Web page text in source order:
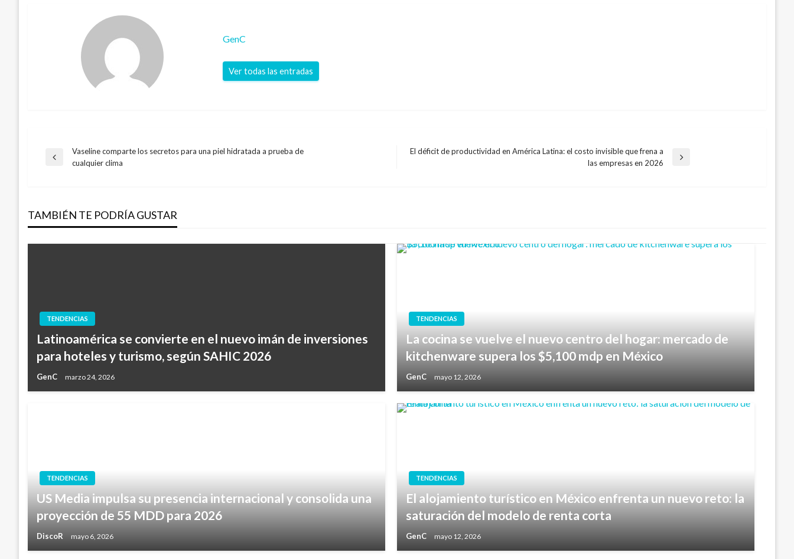
GenC
Ver todas las entradas
Navegación
entradas
Entrada
Vaseline comparte los secretos para una piel hidratada a prueba de
cualquier clima
El déficit de productividad en América Latina: el costo invisible que frena a
las empresas en 2026
TAMBIÉN TE PODRÍA GUSTAR
TENDENCIAS
Latinoamérica se convierte en el nuevo imán de inversiones
para hoteles y turismo, según SAHIC 2026
GenC marzo 24, 2026
TENDENCIAS
La cocina se vuelve el nuevo centro del hogar: mercado de
kitchenware supera los $5,100 mdp en México
GenC mayo 12, 2026
TENDENCIAS
US Media impulsa su presencia internacional y consolida una
proyección de 55 MDD para 2026
DiscoR mayo 6, 2026
TENDENCIAS
El alojamiento turístico en México enfrenta un nuevo reto: la
saturación del modelo de renta corta
GenC mayo 12, 2026